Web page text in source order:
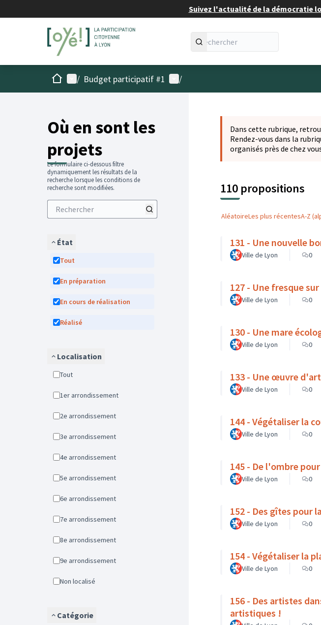
Suivez l'actualité de la démocratie
AccueilMenu principal
/ Budget participatif #1 Menu utilisateur
/
Où en sont les
projets
Le formulaire ci-dessous filtre
dynamiquement les résultats de la
recherche lorsque les conditions de
recherche sont modifiées.
État
Tout
En préparation
En cours de réalisation
Réalisé
Localisation
Tout
1er arrondissement
2e arrondissement
3e arrondissement
4e arrondissement
5e arrondissement
6e arrondissement
7e arrondissement
8e arrondissement
9e arrondissement
Non localisé
Catégorie
Dans cette rubrique,
Rendez-vous dans la
organisés près de chez
110 propositions
AléatoireLes plus récentesA-Z
131 - Une nouvelle
Ville de Lyon 0
127 - Une fresque
Ville de Lyon 0
130 - Une mare
Ville de Lyon 0
133 - Une œuvre
Ville de Lyon 0
144 - Végétaliser la
Ville de Lyon 0
145 - De l'ombre
Ville de Lyon 0
152 - Des gîtes pour
Ville de Lyon 0
154 - Végétaliser la
Ville de Lyon 0
156 - Des artistes
artistiques !